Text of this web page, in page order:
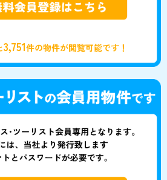
3,751件の物件が閲覧可能です！